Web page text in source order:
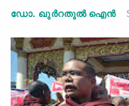
a
i
o
n
ഡോ. ഖുര്‍റതുല്‍ ഐന്‍